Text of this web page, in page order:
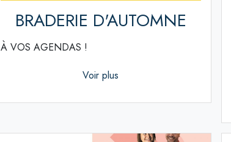
BRADERIE D'AUTOMNE
À VOS AGENDAS !
Voir plus